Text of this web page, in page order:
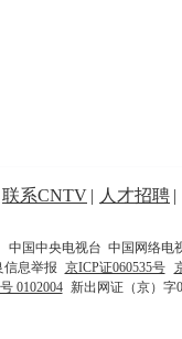
联系CNTV | 人才招聘 |
中国中央电视台 中国网络电
信息举报 京ICP证060535号
0102004 新出网证（京）